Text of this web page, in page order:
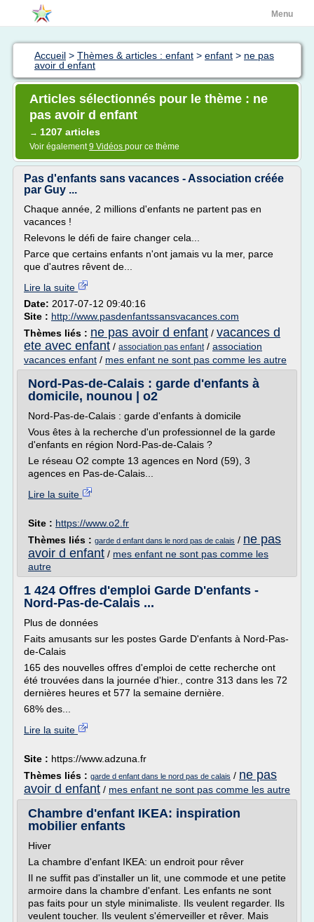
Menu
Accueil > Thèmes & articles : enfant > enfant > ne pas
avoir d enfant
Articles sélectionnés pour le thème : ne
pas avoir d enfant
→ 1207 articles
Voir également9 Vidéos pour ce thème
Pas d'enfants sans vacances - Association créée
par Guy ...
Chaque année, 2 millions d'enfants ne partent pas en
vacances !
Relevons le défi de faire changer cela...
Parce que certains enfants n'ont jamais vu la mer, parce
que d'autres rêvent de...
Lire la suite
Date: 2017-07-12 09:40:16
Site : http://www.pasdenfantssansvacances.com
Thèmes liés : ne pas avoir d enfant / vacances d
ete avec enfant / association pas enfant/ association
vacances enfant / mes enfant ne sont pas comme les autre
Nord-Pas-de-Calais : garde d'enfants à
domicile, nounou | o2
Nord-Pas-de-Calais : garde d'enfants à domicile
Vous êtes à la recherche d'un professionnel de la garde
d'enfants en région Nord-Pas-de-Calais ?
Le réseau O2 compte 13 agences en Nord (59), 3
agences en Pas-de-Calais...
Lire la suite
Site : https://www.o2.fr
Thèmes liés : garde d enfant dans le nord pas de calais / ne pas
avoir d enfant / mes enfant ne sont pas comme les
autre
1 424 Offres d'emploi Garde D'enfants -
Nord-Pas-de-Calais ...
Plus de données
Faits amusants sur les postes Garde D'enfants à Nord-Pas-
de-Calais
165 des nouvelles offres d'emploi de cette recherche ont
été trouvées dans la journée d'hier., contre 313 dans les 72
dernières heures et 577 la semaine dernière.
68% des...
Lire la suite
Site : https://www.adzuna.fr
Thèmes liés : garde d enfant dans le nord pas de calais / ne pas
avoir d enfant / mes enfant ne sont pas comme les autre
Chambre d'enfant IKEA: inspiration
mobilier enfants
Hiver
La chambre d'enfant IKEA: un endroit pour rêver
Il ne suffit pas d'installer un lit, une commode et une petite
armoire dans la chambre d'enfant. Les enfants ne sont
pas faits pour un style minimaliste. Ils veulent regarder. Ils
veulent toucher. Ils veulent s'émerveiller et rêver. Mais